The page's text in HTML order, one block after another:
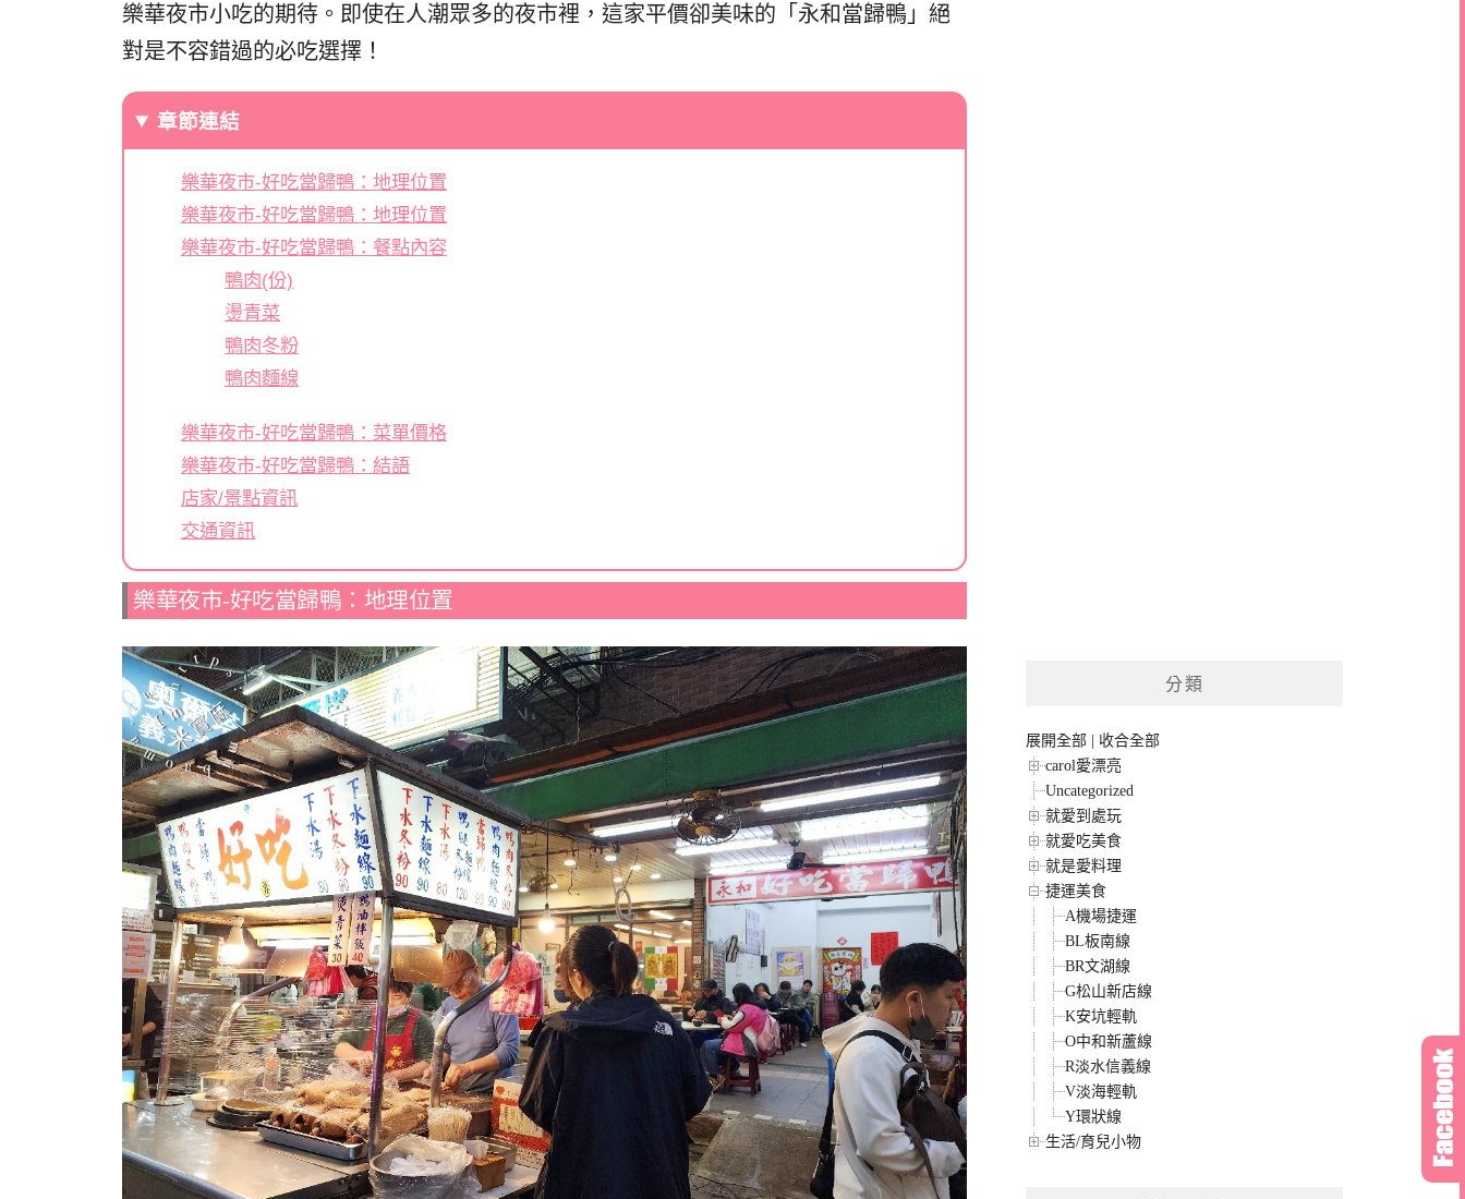
樂華夜市小吃的期待。即使在人潮眾多的夜市裡，這家平價卻美味的「永和當歸鴨」絕
對是不容錯過的必吃選擇！
章節連結
樂華夜市-好吃當歸鴨：地理位置
樂華夜市-好吃當歸鴨：地理位置
樂華夜市-好吃當歸鴨：餐點內容
鴨肉(份)
燙青菜
鴨肉冬粉
鴨肉麵線
樂華夜市-好吃當歸鴨：菜單價格
樂華夜市-好吃當歸鴨：結語
店家/景點資訊
交通資訊
樂華夜市-好吃當歸鴨：地理位置
分類
展開全部 | 收合全部
carol愛漂亮
Uncategorized
就愛到處玩
就愛吃美食
就是愛料理
捷運美食
A機場捷運
BL板南線
BR文湖線
G松山新店線
K安坑輕軌
O中和新蘆線
R淡水信義線
V淡海輕軌
Y環狀線
生活/育兒小物